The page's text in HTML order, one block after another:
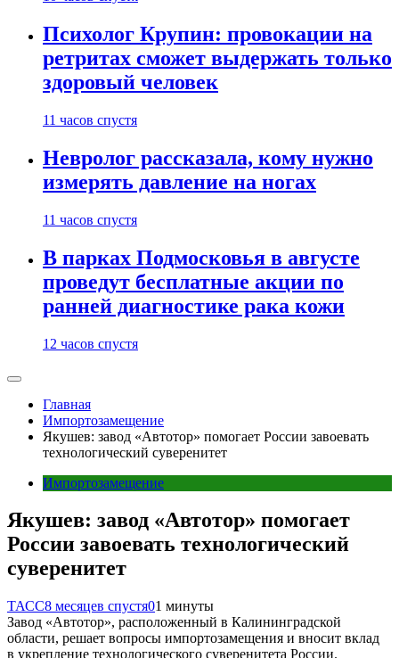
Психолог Крупин: провокации на
ретритах сможет выдержать только
здоровый человек
11 часов спустя
Невролог рассказала, кому нужно
измерять давление на ногах
11 часов спустя
В парках Подмосковья в августе
проведут бесплатные акции по
ранней диагностике рака кожи
12 часов спустя
Главная
Импортозамещение
Якушев: завод «Автотор» помогает России завоевать
технологический суверенитет
Импортозамещение
Якушев: завод «Автотор» помогает
России завоевать технологический
суверенитет
ТАСС8 месяцев спустя01 минуты
Завод «Автотор», расположенный в Калининградской
области, решает вопросы импортозамещения и вносит вклад
в укрепление технологического суверенитета России.